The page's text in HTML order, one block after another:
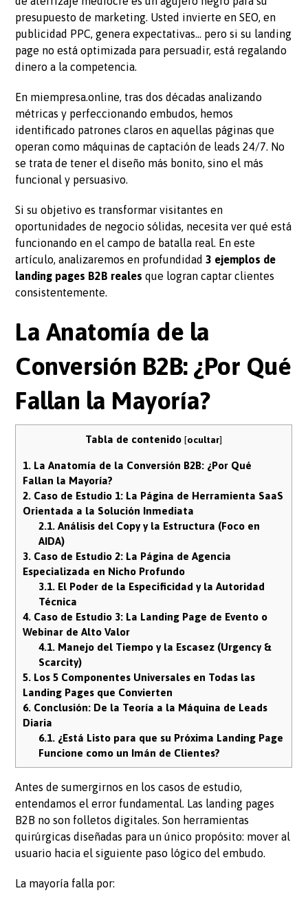
presupuesto de marketing. Usted invierte en SEO, en
publicidad PPC, genera expectativas… pero si su landing
page no está optimizada para persuadir, está regalando
dinero a la competencia.
En miempresa.online, tras dos décadas analizando
métricas y perfeccionando embudos, hemos
identificado patrones claros en aquellas páginas que
operan como máquinas de captación de leads 24/7. No
se trata de tener el diseño más bonito, sino el más
funcional y persuasivo.
Si su objetivo es transformar visitantes en
oportunidades de negocio sólidas, necesita ver qué está
funcionando en el campo de batalla real. En este
artículo, analizaremos en profundidad3 ejemplos de
landing pages B2B reales que logran captar clientes
consistentemente.
La Anatomía de la
Conversión B2B: ¿Por Qué
Fallan la Mayoría?
Tabla de contenido [ocultar]
1. La Anatomía de la Conversión B2B: ¿Por Qué
Fallan la Mayoría?
2. Caso de Estudio 1: La Página de Herramienta SaaS
Orientada a la Solución Inmediata
2.1. Análisis del Copy y la Estructura (Foco en
AIDA)
3. Caso de Estudio 2: La Página de Agencia
Especializada en Nicho Profundo
3.1. El Poder de la Especificidad y la Autoridad
Técnica
4. Caso de Estudio 3: La Landing Page de Evento o
Webinar de Alto Valor
4.1. Manejo del Tiempo y la Escasez (Urgency &
Scarcity)
5. Los 5 Componentes Universales en Todas las
Landing Pages que Convierten
6. Conclusión: De la Teoría a la Máquina de Leads
Diaria
6.1. ¿Está Listo para que su Próxima Landing Page
Funcione como un Imán de Clientes?
Antes de sumergirnos en los casos de estudio,
entendamos el error fundamental. Las landing pages
B2B no son folletos digitales. Son herramientas
quirúrgicas diseñadas para un único propósito: mover al
usuario hacia el siguiente paso lógico del embudo.
La mayoría falla por: